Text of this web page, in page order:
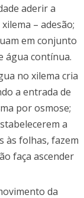
aderir a
– adesão;
em conjunto
água contínua.
no xilema cria
a entrada de
por osmose;
a
às folhas, fazem
faça ascender
da